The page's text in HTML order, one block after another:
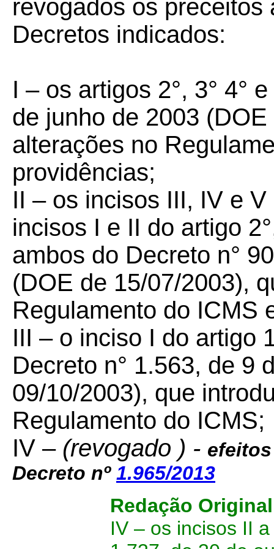
revogados os
Decretos indicados:
I – os artigos 2°, 3° 4°
de junho de 2003
alterações no
providências;
II – os incisos III, IV e
incisos I e II do artigo
ambos do Decreto n°
(DOE de 15/07/2003),
Regulamento do ICMS
III – o inciso I do artigo
Decreto n° 1.563, de 9
09/10/2003), que
Regulamento do ICMS;
IV – (revogado ) -
Decreto nº 1.965/2013
Redação Original
IV – os incisos II